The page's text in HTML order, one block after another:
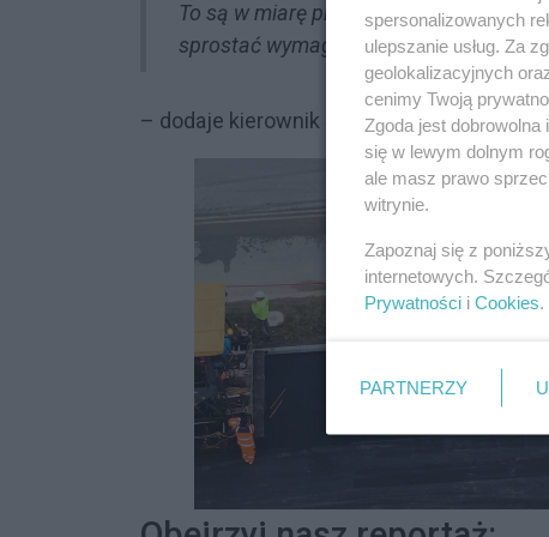
To są w miarę proste konkurencje,
sprostać wymaganiom regulaminu.
– dodaje kierownik ŚDS w Woliczce.
spersonalizowanych
ulepszanie usług. Za
geolokalizacyjnych
cenimy Twoją
Zgoda jest
się w lewym dolnym
ale masz prawo
witrynie.
Zapoznaj się z
internetowych.
Prywatności i Cookies.
PARTNERZY